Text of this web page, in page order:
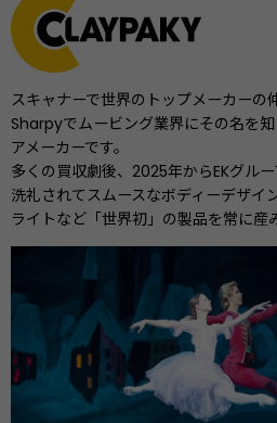
スキャナーで世界のトップメーカーの
Sharpyでムービング業界にその名を
アメーカーです。
多くの買収劇後、2025年からEKグルー
洗礼されてスムースなボディーデザイ
ライトなど「世界初」の製品を常に産